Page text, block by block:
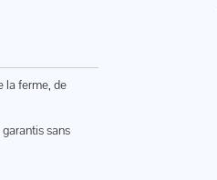
la ferme, de
sans